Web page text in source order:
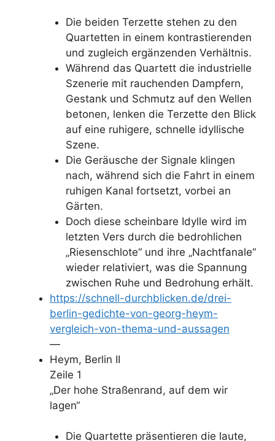
Die beiden Terzette stehen zu den
Quartetten in einem kontrastierenden
und zugleich ergänzenden Verhältnis.
Während das Quartett die industrielle
Szenerie mit rauchenden Dampfern,
Gestank und Schmutz auf den Wellen
betonen, lenken die Terzette den Blick
auf eine ruhigere, schnelle idyllische
Szene.
Die Geräusche der Signale klingen
nach, während sich die Fahrt in einem
ruhigen Kanal fortsetzt, vorbei an
Gärten.
Doch diese scheinbare Idylle wird im
letzten Vers durch die bedrohlichen
„Riesenschlote“ und ihre „Nachtfanale“
wieder relativiert, was die Spannung
zwischen Ruhe und Bedrohung erhält.
https://schnell-durchblicken.de/drei-
berlin-gedichte-von-georg-heym-
vergleich-von-thema-und-aussagen
—
Heym, Berlin II
Zeile 1
„Der hohe Straßenrand, auf dem wir
lagen“
Die Quartette präsentieren die laute,